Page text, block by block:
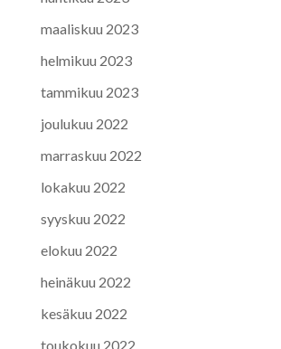
maaliskuu 2023
helmikuu 2023
tammikuu 2023
joulukuu 2022
marraskuu 2022
lokakuu 2022
syyskuu 2022
elokuu 2022
heinäkuu 2022
kesäkuu 2022
toukokuu 2022